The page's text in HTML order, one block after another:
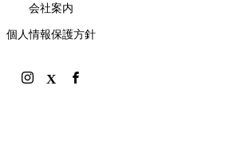
会社案内
個人情報保護方針